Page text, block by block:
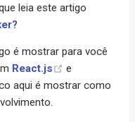
leia este artigo
é mostrar para você
React.js
e
aqui é mostrar como